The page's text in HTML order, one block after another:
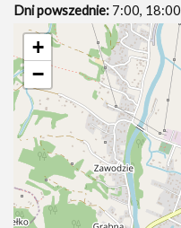
Dni powszednie: 7:00, 18:00
+
−